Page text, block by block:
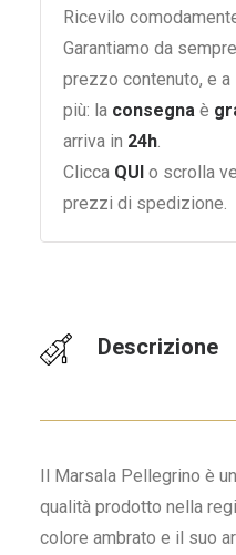
Ricevilo
Garantiamo da
prezzo contenuto, e a
più: la consegna è
arriva in 24h.
Clicca QUI o scrolla
prezzi di spedizione.
Descrizione
Il Marsala Pellegrino è un
qualità prodotto nella
colore ambrato e il suo